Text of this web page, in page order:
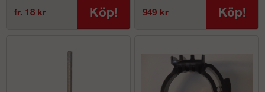
fr. 18 kr Köp! 949 kr Köp!